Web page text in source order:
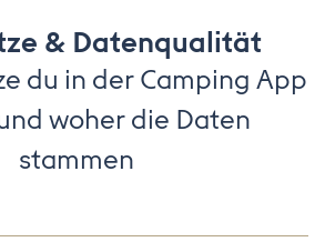
& Datenqualität
du in der Camping App
woher die Daten
stammen